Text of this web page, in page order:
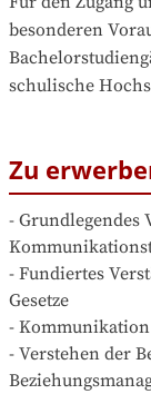
besonderen
schulische
Zu
- Grundlegendes
- Fundiertes
Gesetze
-
- Verstehen der